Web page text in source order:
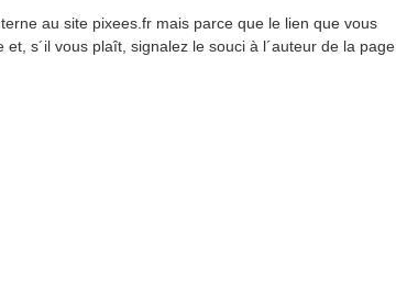
au site pixees.fr mais parce que le lien que vous
s´il vous plaît, signalez le souci à l´auteur de la page